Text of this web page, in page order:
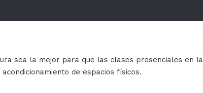
sea la mejor para que las clases presenciales en la
de espacios físicos.